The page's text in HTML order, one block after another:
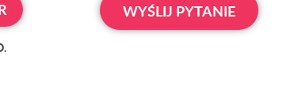
WYŚLIJ PYTANIE